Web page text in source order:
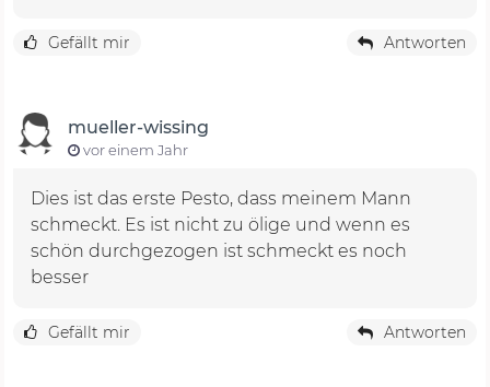
Gefällt mir Antworten
mueller-wissing
vor einem Jahr
Dies ist das erste Pesto, dass meinem Mann
schmeckt. Es ist nicht zu ölige und wenn es
schön durchgezogen ist schmeckt es noch
besser
Gefällt mir Antworten